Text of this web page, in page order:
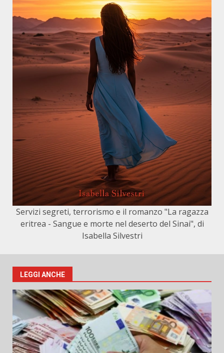
Servizi segreti, terrorismo e il romanzo "La ragazza
eritrea - Sangue e morte nel deserto del Sinai", di
Isabella Silvestri
LEGGI ANCHE